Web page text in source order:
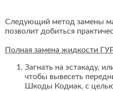
Следующий метод замены
позволит добиться
Полная замена жидкости
Загнать на эстакаду,
чтобы вывесеть
Шкоды Кодиак, с